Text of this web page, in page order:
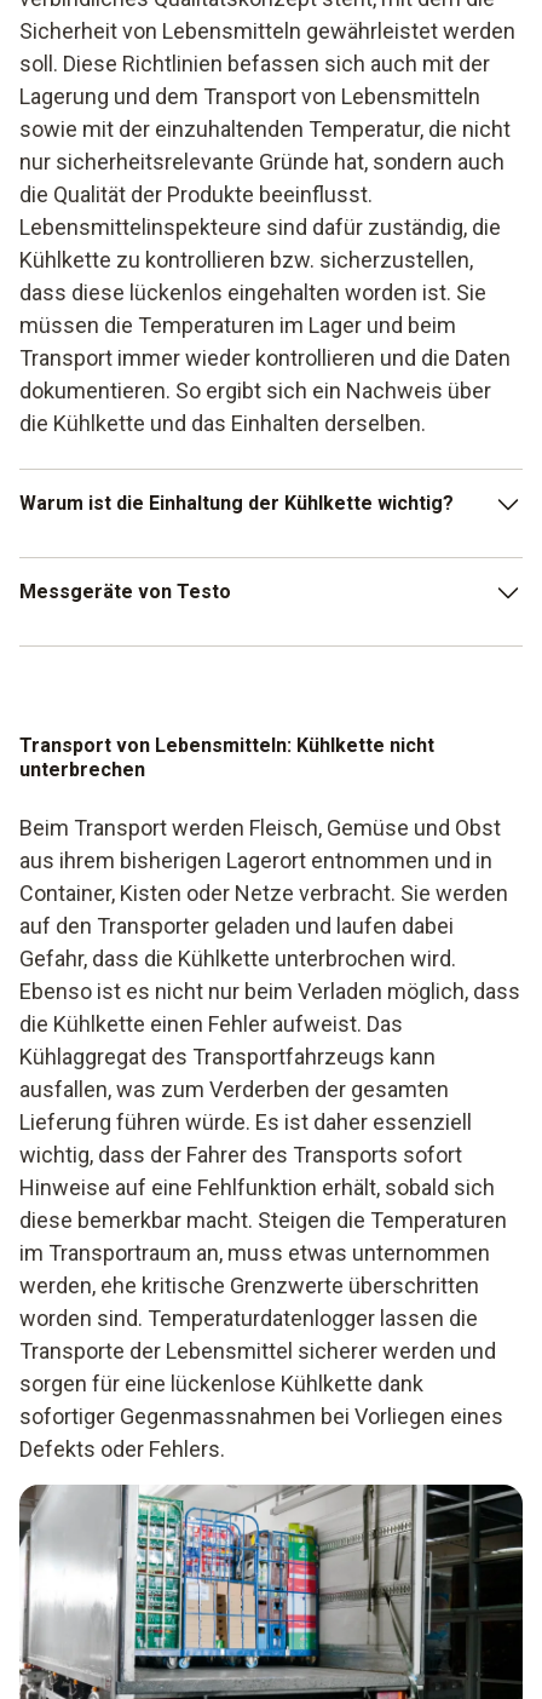
Sicherheit von Lebensmitteln gewährleistet werden
soll. Diese Richtlinien befassen sich auch mit der
Lagerung und dem Transport von Lebensmitteln
sowie mit der einzuhaltenden Temperatur, die nicht
nur sicherheitsrelevante Gründe hat, sondern auch
die Qualität der Produkte beeinflusst.
Lebensmittelinspekteure sind dafür zuständig, die
Kühlkette zu kontrollieren bzw. sicherzustellen,
dass diese lückenlos eingehalten worden ist. Sie
müssen die Temperaturen im Lager und beim
Transport immer wieder kontrollieren und die Daten
dokumentieren. So ergibt sich ein Nachweis über
die Kühlkette und das Einhalten derselben.
Warum ist die Einhaltung der Kühlkette wichtig?
denn Lebensmittel, deren Kühlkette einmal unterbrochen
Unternehmen, das sich mit Lebensmitteln beschäftigt,
muss daher ein Eigenkontrollsystem aufweisen, mit dem
werden. Innerhalb des Kontrollsystems gibt es feste
Grenzwerte, die eingehalten und kontrolliert werden
müssen.
Messgeräte von Testo
sogar drahtlos per Smartphone bedienen.
Einstichthermometer
Infrarotthermometer
Datenlogger
Hygrometer
Transport von Lebensmitteln: Kühlkette nicht
unterbrechen
Beim Transport werden Fleisch, Gemüse und Obst
aus ihrem bisherigen Lagerort entnommen und in
Container, Kisten oder Netze verbracht. Sie werden
auf den Transporter geladen und laufen dabei
Gefahr, dass die Kühlkette unterbrochen wird.
Ebenso ist es nicht nur beim Verladen möglich, dass
die Kühlkette einen Fehler aufweist. Das
Kühlaggregat des Transportfahrzeugs kann
ausfallen, was zum Verderben der gesamten
Lieferung führen würde. Es ist daher essenziell
wichtig, dass der Fahrer des Transports sofort
Hinweise auf eine Fehlfunktion erhält, sobald sich
diese bemerkbar macht. Steigen die Temperaturen
im Transportraum an, muss etwas unternommen
werden, ehe kritische Grenzwerte überschritten
worden sind. Temperaturdatenlogger lassen die
Transporte der Lebensmittel sicherer werden und
sorgen für eine lückenlose Kühlkette dank
sofortiger Gegenmassnahmen bei Vorliegen eines
Defekts oder Fehlers.